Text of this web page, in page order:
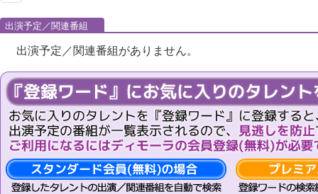
出演予定／関連番組
出演予定／関連番組がありません。